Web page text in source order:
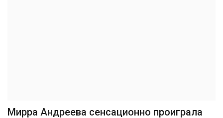
Мирра Андреева сенсационно проиграла